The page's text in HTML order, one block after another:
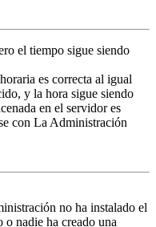
el tiempo sigue siendo
es correcta al igual
y la hora sigue siendo
en el servidor es
con La Administración
no ha instalado el
o nadie ha creado una